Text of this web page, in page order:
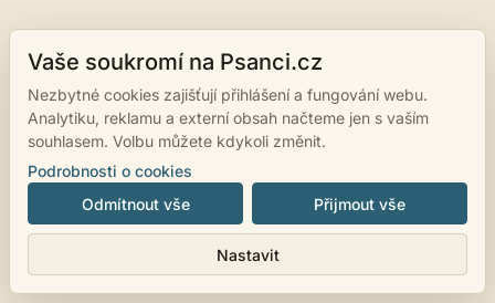
Vaše soukromí na Psanci.cz
Nezbytné cookies zajišťují přihlášení a fungování webu.
Analytiku, reklamu a externí obsah načteme jen s vaším
souhlasem. Volbu můžete kdykoli změnit.
Podrobnosti o cookies
Odmítnout vše
Nastavit
Přijmout vše